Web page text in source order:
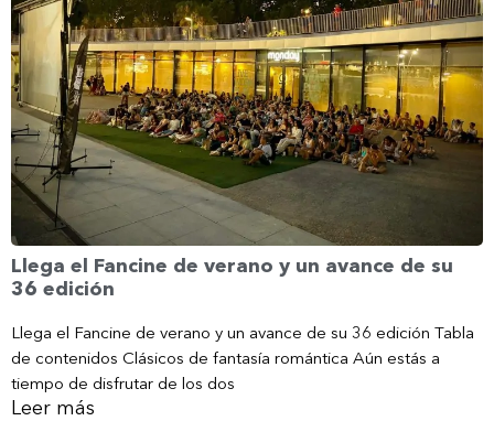
Llega el Fancine de verano y un avance de su
36 edición
Llega el Fancine de verano y un avance de su 36 edición Tabla
de contenidos Clásicos de fantasía romántica Aún estás a
tiempo de disfrutar de los dos
Leer más